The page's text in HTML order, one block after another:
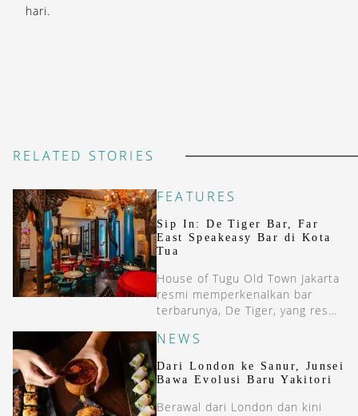
hari.
RELATED STORIES
FEATURES
Sip In: De Tiger Bar, Far
East Speakeasy Bar di Kota
Tua
House of Tugu Old Town Jakarta
resmi memperkenalkan bar
terbarunya, De Tiger, yang resmi
Mengusung konsep Far East
melengkapi portofolio kuliner
telah menghadirkan Jajaghu dan
NEWS
Dari London ke Sanur, Junsei
Bawa Evolusi Baru Yakitori
Berawal dari London dan kini